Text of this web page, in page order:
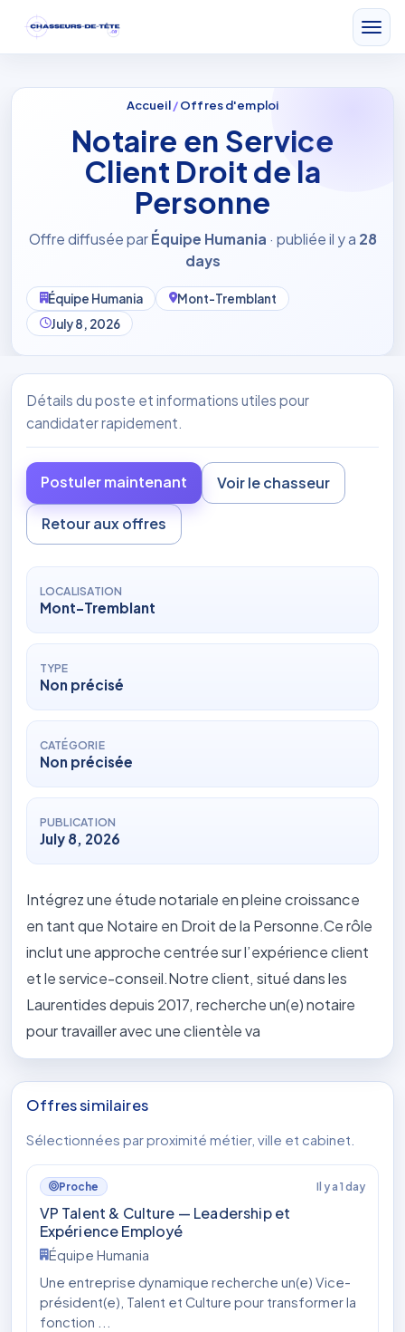
Accueil/Offres d'emploi
Notaire en Service
Client Droit de la
Personne
Offre diffusée par Équipe Humania · publiée il y a 28
days
Équipe Humania
Mont-Tremblant
July 8, 2026
Détails du poste et informations utiles pour
candidater rapidement.
Postuler maintenant Voir le chasseur
Retour aux offres
LOCALISATION
Mont-Tremblant
TYPE
Non précisé
CATÉGORIE
Non précisée
PUBLICATION
July 8, 2026
Intégrez une étude notariale en pleine croissance
en tant que Notaire en Droit de la Personne.Ce rôle
inclut une approche centrée sur l’expérience client
et le service-conseil.Notre client, situé dans les
Laurentides depuis 2017, recherche un(e) notaire
pour travailler avec une clientèle va
Offres similaires
Sélectionnées par proximité métier, ville et cabinet.
Proche Il y a 1 day
VP Talent & Culture — Leadership et
Expérience Employé
Équipe Humania
Une entreprise dynamique recherche un(e) Vice-
président(e), Talent et Culture pour transformer la
fonction ...